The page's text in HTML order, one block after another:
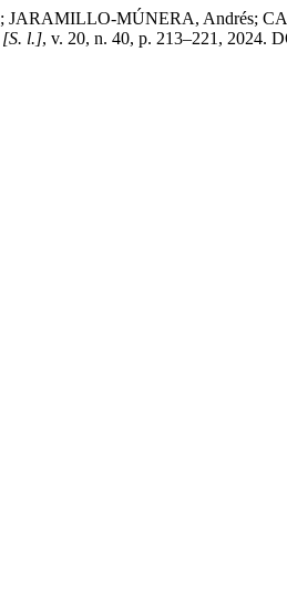
MÚNERA, Andrés;
[S. l.], v. 20, n. 40, p. 213–221, 2024.